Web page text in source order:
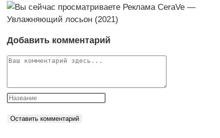
Добавить комментарий
Комментарий